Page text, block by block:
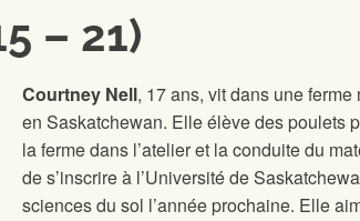
– 21)
Courtney Nell, 17 ans, vit dans une
en Saskatchewan. Elle élève des poulets
la ferme dans l’atelier et la conduite du
de s’inscrire à l’Université de
sciences du sol l’année prochaine. Elle